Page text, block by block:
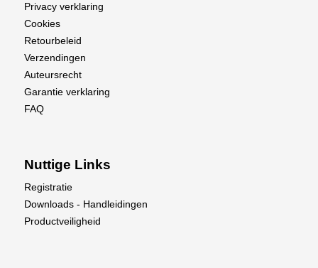
Privacy verklaring
Cookies
Retourbeleid
Verzendingen
Auteursrecht
Garantie verklaring
FAQ
Nuttige Links
Registratie
Downloads - Handleidingen
Productveiligheid